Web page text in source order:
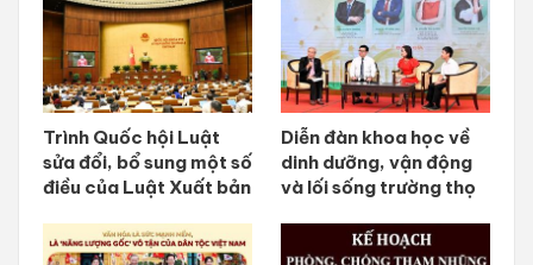
Trình Quốc hội Luật
sửa đổi, bổ sung một số
điều của Luật Xuất bản
Diễn đàn khoa học về
dinh dưỡng, vận động
và lối sống trường thọ